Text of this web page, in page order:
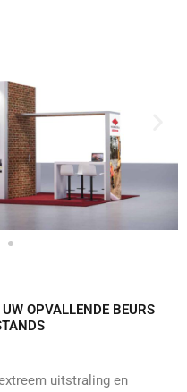
OPVALLENDE BEURS
uitstraling en